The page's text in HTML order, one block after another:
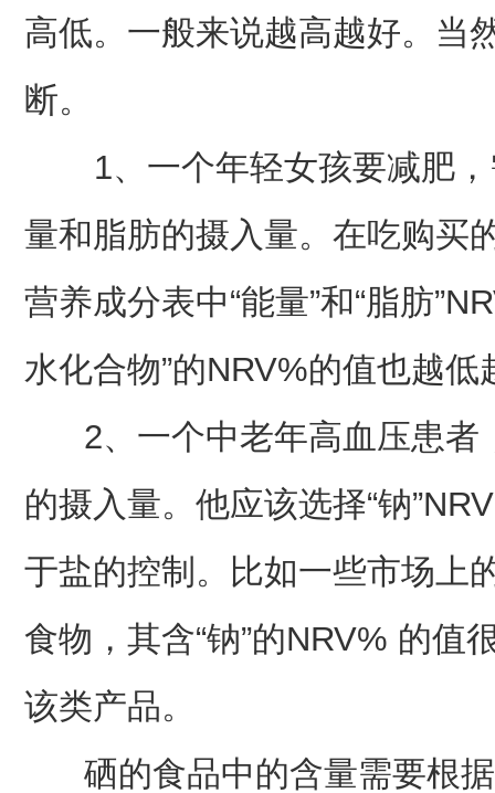
高低。一般来说越高越好。当
断。
1、一个年轻女孩要减肥，
量和脂肪的摄入量。在吃购买
营养成分表中“能量”和“脂肪
水化合物”的NRV%的值也越低
2、一个中老年高血压患者
的摄入量。他应该选择“钠
于盐的控制。比如一些市场上
食物，其含“钠”的NRV% 的值
该类产品。
硒的食品中的含量需要根据